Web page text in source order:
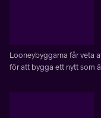
Looneybyggarna får veta
för att bygga ett nytt som